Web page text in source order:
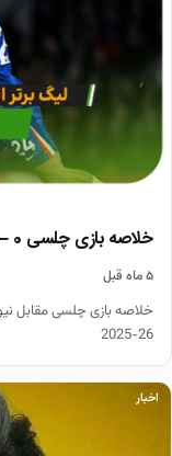
خلاصه بازی چلسی 0 – 1 نیوکسل (لیگ برتر انگلیس)
۵ ماه قبل
خلاصه بازی چلسی مقابل
26-2025
اخبار